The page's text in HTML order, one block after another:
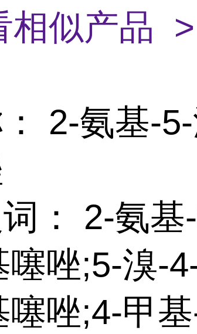
相似产品 >
2-氨基-
： 2-氨基
唑;5-溴-
唑;4-甲